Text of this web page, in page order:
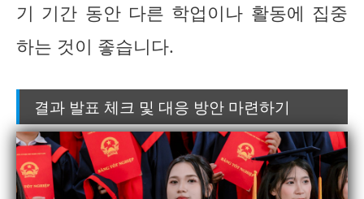
기 기간 동안 다른 학업이나 활동에 집중
하는 것이 좋습니다.
결과 발표 체크 및 대응 방안 마련하기